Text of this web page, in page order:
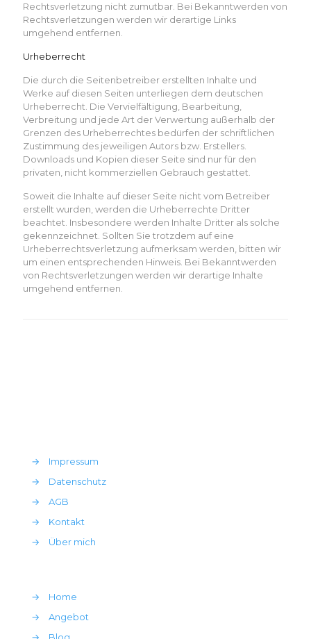
Rechtsverletzung nicht zumutbar. Bei Bekanntwerden von
Rechtsverletzungen werden wir derartige Links
umgehend entfernen.
Urheberrecht
Die durch die Seitenbetreiber erstellten Inhalte und
Werke auf diesen Seiten unterliegen dem deutschen
Urheberrecht. Die Vervielfältigung, Bearbeitung,
Verbreitung und jede Art der Verwertung außerhalb der
Grenzen des Urheberrechtes bedürfen der schriftlichen
Zustimmung des jeweiligen Autors bzw. Erstellers.
Downloads und Kopien dieser Seite sind nur für den
privaten, nicht kommerziellen Gebrauch gestattet.
Soweit die Inhalte auf dieser Seite nicht vom Betreiber
erstellt wurden, werden die Urheberrechte Dritter
beachtet. Insbesondere werden Inhalte Dritter als solche
gekennzeichnet. Sollten Sie trotzdem auf eine
Urheberrechtsverletzung aufmerksam werden, bitten wir
um einen entsprechenden Hinweis. Bei Bekanntwerden
von Rechtsverletzungen werden wir derartige Inhalte
umgehend entfernen.
→
Impressum
→
Datenschutz
→
AGB
→
Kontakt
→
Über mich
→
Home
→
Angebot